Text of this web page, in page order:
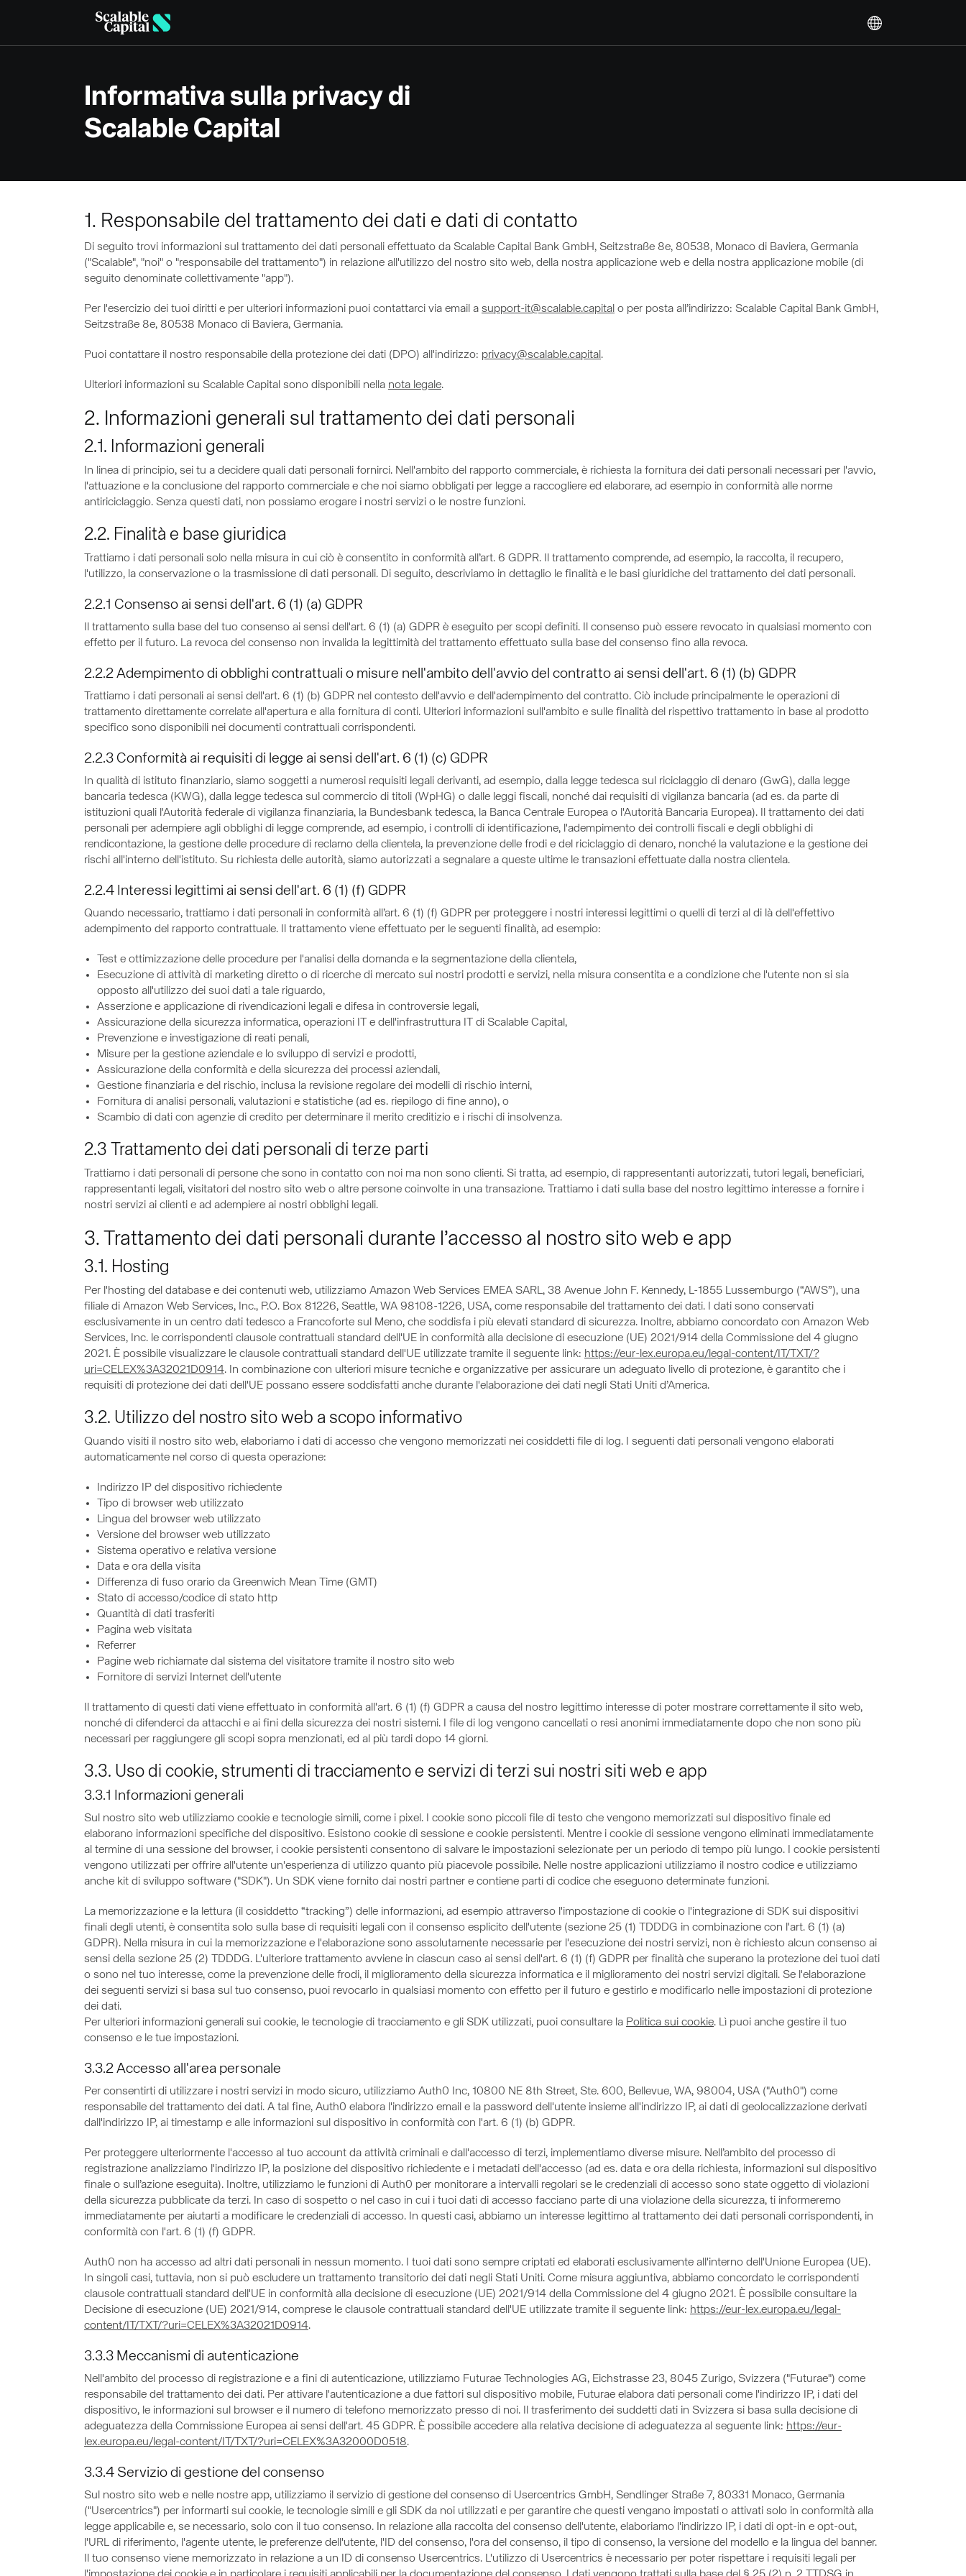
Informativa sulla privacy di
Scalable Capital
1. Responsabile del trattamento dei dati e dati di contatto
Di seguito trovi informazioni sul trattamento dei dati personali effettuato da Scalable Capital Bank GmbH, Seitzstraße 8e, 80538, Monaco di Baviera, Germania
("Scalable", "noi" o "responsabile del trattamento") in relazione all'utilizzo del nostro sito web, della nostra applicazione web e della nostra applicazione mobile (di
seguito denominate collettivamente "app").
Per l'esercizio dei tuoi diritti e per ulteriori informazioni puoi contattarci via email a support-it@scalable.capital o per posta all’indirizzo: Scalable Capital Bank GmbH,
Seitzstraße 8e, 80538 Monaco di Baviera, Germania.
Puoi contattare il nostro responsabile della protezione dei dati (DPO) all'indirizzo: privacy@scalable.capital .
Ulteriori informazioni su Scalable Capital sono disponibili nella nota legale.
2. Informazioni generali sul trattamento dei dati personali
2.1. Informazioni generali
In linea di principio, sei tu a decidere quali dati personali fornirci. Nell'ambito del rapporto commerciale, è richiesta la fornitura dei dati personali necessari per l'avvio,
l'attuazione e la conclusione del rapporto commerciale e che noi siamo obbligati per legge a raccogliere ed elaborare, ad esempio in conformità alle norme
antiriciclaggio. Senza questi dati, non possiamo erogare i nostri servizi o le nostre funzioni.
2.2. Finalità e base giuridica
Trattiamo i dati personali solo nella misura in cui ciò è consentito in conformità all’art. 6 GDPR. Il trattamento comprende, ad esempio, la raccolta, il recupero,
l'utilizzo, la conservazione o la trasmissione di dati personali. Di seguito, descriviamo in dettaglio le finalità e le basi giuridiche del trattamento dei dati personali.
2.2.1 Consenso ai sensi dell'art. 6 (1) (a) GDPR
Il trattamento sulla base del tuo consenso ai sensi dell'art. 6 (1) (a) GDPR è eseguito per scopi definiti. Il consenso può essere revocato in qualsiasi momento con
effetto per il futuro. La revoca del consenso non invalida la legittimità del trattamento effettuato sulla base del consenso fino alla revoca.
2.2.2 Adempimento di obblighi contrattuali o misure nell'ambito dell'avvio del contratto ai sensi dell'art. 6 (1) (b) GDPR
Trattiamo i dati personali ai sensi dell'art. 6 (1) (b) GDPR nel contesto dell'avvio e dell'adempimento del contratto. Ciò include principalmente le operazioni di
trattamento direttamente correlate all'apertura e alla fornitura di conti. Ulteriori informazioni sull'ambito e sulle finalità del rispettivo trattamento in base al prodotto
specifico sono disponibili nei documenti contrattuali corrispondenti.
2.2.3 Conformità ai requisiti di legge ai sensi dell'art. 6 (1) (c) GDPR
In qualità di istituto finanziario, siamo soggetti a numerosi requisiti legali derivanti, ad esempio, dalla legge tedesca sul riciclaggio di denaro (GwG), dalla legge
bancaria tedesca (KWG), dalla legge tedesca sul commercio di titoli (WpHG) o dalle leggi fiscali, nonché dai requisiti di vigilanza bancaria (ad es. da parte di
istituzioni quali l'Autorità federale di vigilanza finanziaria, la Bundesbank tedesca, la Banca Centrale Europea o l'Autorità Bancaria Europea). Il trattamento dei dati
personali per adempiere agli obblighi di legge comprende, ad esempio, i controlli di identificazione, l'adempimento dei controlli fiscali e degli obblighi di
rendicontazione, la gestione delle procedure di reclamo della clientela, la prevenzione delle frodi e del riciclaggio di denaro, nonché la valutazione e la gestione dei
rischi all'interno dell'istituto. Su richiesta delle autorità, siamo autorizzati a segnalare a queste ultime le transazioni effettuate dalla nostra clientela.
2.2.4 Interessi legittimi ai sensi dell'art. 6 (1) (f) GDPR
Quando necessario, trattiamo i dati personali in conformità all’art. 6 (1) (f) GDPR per proteggere i nostri interessi legittimi o quelli di terzi al di là dell'effettivo
adempimento del rapporto contrattuale. Il trattamento viene effettuato per le seguenti finalità, ad esempio:
Test e ottimizzazione delle procedure per l'analisi della domanda e la segmentazione della clientela,
Esecuzione di attività di marketing diretto o di ricerche di mercato sui nostri prodotti e servizi, nella misura consentita e a condizione che l'utente non si sia
opposto all'utilizzo dei suoi dati a tale riguardo,
Asserzione e applicazione di rivendicazioni legali e difesa in controversie legali,
Assicurazione della sicurezza informatica, operazioni IT e dell'infrastruttura IT di Scalable Capital,
Prevenzione e investigazione di reati penali,
Misure per la gestione aziendale e lo sviluppo di servizi e prodotti,
Assicurazione della conformità e della sicurezza dei processi aziendali,
Gestione finanziaria e del rischio, inclusa la revisione regolare dei modelli di rischio interni,
Fornitura di analisi personali, valutazioni e statistiche (ad es. riepilogo di fine anno), o
Scambio di dati con agenzie di credito per determinare il merito creditizio e i rischi di insolvenza.
2.3 Trattamento dei dati personali di terze parti
Trattiamo i dati personali di persone che sono in contatto con noi ma non sono clienti. Si tratta, ad esempio, di rappresentanti autorizzati, tutori legali, beneficiari,
rappresentanti legali, visitatori del nostro sito web o altre persone coinvolte in una transazione. Trattiamo i dati sulla base del nostro legittimo interesse a fornire i
nostri servizi ai clienti e ad adempiere ai nostri obblighi legali.
3. Trattamento dei dati personali durante l’accesso al nostro sito web e app
3.1. Hosting
Per l'hosting del database e dei contenuti web, utilizziamo Amazon Web Services EMEA SARL, 38 Avenue John F. Kennedy, L-1855 Lussemburgo (“AWS”), una
filiale di Amazon Web Services, Inc., P.O. Box 81226, Seattle, WA 98108-1226, USA, come responsabile del trattamento dei dati. I dati sono conservati
esclusivamente in un centro dati tedesco a Francoforte sul Meno, che soddisfa i più elevati standard di sicurezza. Inoltre, abbiamo concordato con Amazon Web
Services, Inc. le corrispondenti clausole contrattuali standard dell'UE in conformità alla decisione di esecuzione (UE) 2021/914 della Commissione del 4 giugno
2021. È possibile visualizzare le clausole contrattuali standard dell'UE utilizzate tramite il seguente link: https://eur-lex.europa.eu/legal-content/IT/TXT/?
uri=CELEX%3A32021D0914. In combinazione con ulteriori misure tecniche e organizzative per assicurare un adeguato livello di protezione, è garantito che i
requisiti di protezione dei dati dell'UE possano essere soddisfatti anche durante l'elaborazione dei dati negli Stati Uniti d’America.
3.2. Utilizzo del nostro sito web a scopo informativo
Quando visiti il nostro sito web, elaboriamo i dati di accesso che vengono memorizzati nei cosiddetti file di log. I seguenti dati personali vengono elaborati
automaticamente nel corso di questa operazione:
Indirizzo IP del dispositivo richiedente
Tipo di browser web utilizzato
Lingua del browser web utilizzato
Versione del browser web utilizzato
Sistema operativo e relativa versione
Data e ora della visita
Differenza di fuso orario da Greenwich Mean Time (GMT)
Stato di accesso/codice di stato http
Quantità di dati trasferiti
Pagina web visitata
Referrer
Pagine web richiamate dal sistema del visitatore tramite il nostro sito web
Fornitore di servizi Internet dell'utente
Il trattamento di questi dati viene effettuato in conformità all'art. 6 (1) (f) GDPR a causa del nostro legittimo interesse di poter mostrare correttamente il sito web,
nonché di difenderci da attacchi e ai fini della sicurezza dei nostri sistemi. I file di log vengono cancellati o resi anonimi immediatamente dopo che non sono più
necessari per raggiungere gli scopi sopra menzionati, ed al più tardi dopo 14 giorni.
3.3. Uso di cookie, strumenti di tracciamento e servizi di terzi sui nostri siti web e app
3.3.1 Informazioni generali
Sul nostro sito web utilizziamo cookie e tecnologie simili, come i pixel. I cookie sono piccoli file di testo che vengono memorizzati sul dispositivo finale ed
elaborano informazioni specifiche del dispositivo. Esistono cookie di sessione e cookie persistenti. Mentre i cookie di sessione vengono eliminati immediatamente
al termine di una sessione del browser, i cookie persistenti consentono di salvare le impostazioni selezionate per un periodo di tempo più lungo. I cookie persistenti
vengono utilizzati per offrire all'utente un'esperienza di utilizzo quanto più piacevole possibile. Nelle nostre applicazioni utilizziamo il nostro codice e utilizziamo
anche kit di sviluppo software ("SDK"). Un SDK viene fornito dai nostri partner e contiene parti di codice che eseguono determinate funzioni.
La memorizzazione e la lettura (il cosiddetto “tracking”) delle informazioni, ad esempio attraverso l'impostazione di cookie o l'integrazione di SDK sui dispositivi
finali degli utenti, è consentita solo sulla base di requisiti legali con il consenso esplicito dell'utente (sezione 25 (1) TDDDG in combinazione con l'art. 6 (1) (a)
GDPR). Nella misura in cui la memorizzazione e l'elaborazione sono assolutamente necessarie per l'esecuzione dei nostri servizi, non è richiesto alcun consenso ai
sensi della sezione 25 (2) TDDDG. L'ulteriore trattamento avviene in ciascun caso ai sensi dell'art. 6 (1) (f) GDPR per finalità che superano la protezione dei tuoi dati
o sono nel tuo interesse, come la prevenzione delle frodi, il miglioramento della sicurezza informatica e il miglioramento dei nostri servizi digitali. Se l'elaborazione
dei seguenti servizi si basa sul tuo consenso, puoi revocarlo in qualsiasi momento con effetto per il futuro e gestirlo e modificarlo nelle impostazioni di protezione
dei dati.
Per ulteriori informazioni generali sui cookie, le tecnologie di tracciamento e gli SDK utilizzati, puoi consultare la Politica sui cookie. Lì puoi anche gestire il tuo
consenso e le tue impostazioni.
3.3.2 Accesso all'area personale
Per consentirti di utilizzare i nostri servizi in modo sicuro, utilizziamo Auth0 Inc, 10800 NE 8th Street, Ste. 600, Bellevue, WA, 98004, USA ("Auth0") come
responsabile del trattamento dei dati. A tal fine, Auth0 elabora l'indirizzo email e la password dell'utente insieme all'indirizzo IP, ai dati di geolocalizzazione derivati
dall'indirizzo IP, ai timestamp e alle informazioni sul dispositivo in conformità con l'art. 6 (1) (b) GDPR.
Per proteggere ulteriormente l'accesso al tuo account da attività criminali e dall'accesso di terzi, implementiamo diverse misure. Nell’ambito del processo di
registrazione analizziamo l'indirizzo IP, la posizione del dispositivo richiedente e i metadati dell'accesso (ad es. data e ora della richiesta, informazioni sul dispositivo
finale o sull’azione eseguita). Inoltre, utilizziamo le funzioni di Auth0 per monitorare a intervalli regolari se le credenziali di accesso sono state oggetto di violazioni
della sicurezza pubblicate da terzi. In caso di sospetto o nel caso in cui i tuoi dati di accesso facciano parte di una violazione della sicurezza, ti informeremo
immediatamente per aiutarti a modificare le credenziali di accesso. In questi casi, abbiamo un interesse legittimo al trattamento dei dati personali corrispondenti, in
conformità con l'art. 6 (1) (f) GDPR.
Auth0 non ha accesso ad altri dati personali in nessun momento. I tuoi dati sono sempre criptati ed elaborati esclusivamente all'interno dell'Unione Europea (UE).
In singoli casi, tuttavia, non si può escludere un trattamento transitorio dei dati negli Stati Uniti. Come misura aggiuntiva, abbiamo concordato le corrispondenti
clausole contrattuali standard dell'UE in conformità alla decisione di esecuzione (UE) 2021/914 della Commissione del 4 giugno 2021. È possibile consultare la
Decisione di esecuzione (UE) 2021/914, comprese le clausole contrattuali standard dell'UE utilizzate tramite il seguente link: https://eur-lex.europa.eu/legal-
content/IT/TXT/?uri=CELEX%3A32021D0914.
3.3.3 Meccanismi di autenticazione
Nell'ambito del processo di registrazione e a fini di autenticazione, utilizziamo Futurae Technologies AG, Eichstrasse 23, 8045 Zurigo, Svizzera ("Futurae") come
responsabile del trattamento dei dati. Per attivare l'autenticazione a due fattori sul dispositivo mobile, Futurae elabora dati personali come l'indirizzo IP, i dati del
dispositivo, le informazioni sul browser e il numero di telefono memorizzato presso di noi. Il trasferimento dei suddetti dati in Svizzera si basa sulla decisione di
adeguatezza della Commissione Europea ai sensi dell'art. 45 GDPR. È possibile accedere alla relativa decisione di adeguatezza al seguente link: https://eur-
lex.europa.eu/legal-content/IT/TXT/?uri=CELEX%3A32000D0518.
3.3.4 Servizio di gestione del consenso
Sul nostro sito web e nelle nostre app, utilizziamo il servizio di gestione del consenso di Usercentrics GmbH, Sendlinger Straße 7, 80331 Monaco, Germania
("Usercentrics") per informarti sui cookie, le tecnologie simili e gli SDK da noi utilizzati e per garantire che questi vengano impostati o attivati solo in conformità alla
legge applicabile e, se necessario, solo con il tuo consenso. In relazione alla raccolta del consenso dell'utente, elaboriamo l'indirizzo IP, i dati di opt-in e opt-out,
l'URL di riferimento, l'agente utente, le preferenze dell'utente, l'ID del consenso, l'ora del consenso, il tipo di consenso, la versione del modello e la lingua del banner.
Il tuo consenso viene memorizzato in relazione a un ID di consenso Usercentrics. L'utilizzo di Usercentrics è necessario per poter rispettare i requisiti legali per